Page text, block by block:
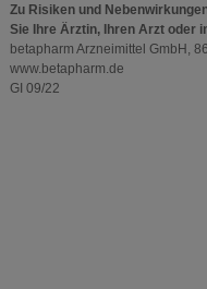
Zu Risiken und
Sie Ihre Ärztin, Ihren Arzt oder
betapharm Arzneimittel GmbH,
www.betapharm.de
GI 09/22